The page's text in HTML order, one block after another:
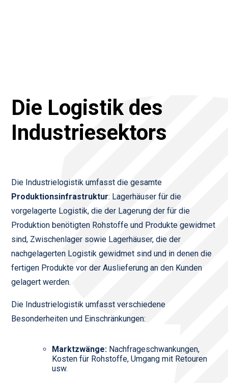
Die Logistik des
Industriesektors
Die Industrielogistik umfasst die gesamte
Produktionsinfrastruktur: Lagerhäuser für die
vorgelagerte Logistik, die der Lagerung der für die
Produktion benötigten Rohstoffe und Produkte gewidmet
sind, Zwischenlager sowie Lagerhäuser, die der
nachgelagerten Logistik gewidmet sind und in denen die
fertigen Produkte vor der Auslieferung an den Kunden
gelagert werden.
Die Industrielogistik umfasst verschiedene
Besonderheiten und Einschränkungen:
Marktzwänge: Nachfrageschwankungen,
Kosten für Rohstoffe, Umgang mit Retouren
usw.